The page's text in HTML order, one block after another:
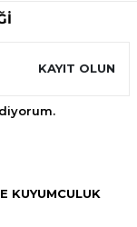
KAYIT OLUN
KUYUMCULUK